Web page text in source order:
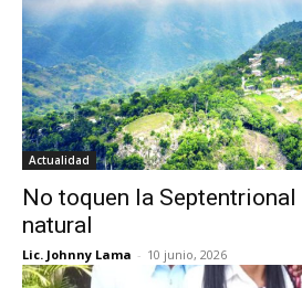
Actualidad
No toquen la
natural
Lic. Johnny Lama - 10 junio, 2026